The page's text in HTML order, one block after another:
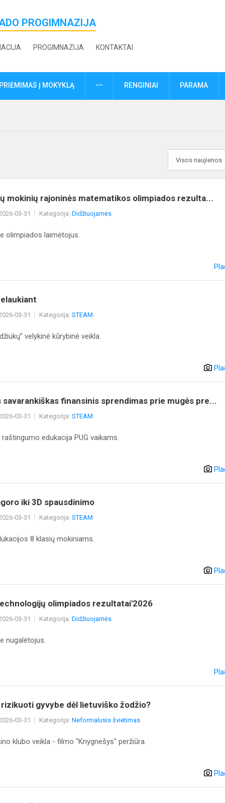
PROGIMNAZIJA
PROGIMNAZIJA KONTAKTAI
PRIĖMIMAS Į MOKYKLĄ DAUGIAURENGINIAI PARAMA
mokinių rajoninės matematikos olimpiados rezulta...
03-31 Kategorija: Didžiuojamės
olimpiados laimėtojus.
03-31 Kategorija: STEAM
velykinė kūrybinė veikla.
savarankiškas finansinis sprendimas prie mugės pre...
03-31 Kategorija: STEAM
raštingumo edukacija PUG vaikams.
iki 3D spausdinimo
03-31 Kategorija: STEAM
8 klasių mokiniams.
olimpiados rezultatai'2026
03-31 Kategorija: Didžiuojamės
nugalėtojus.
gyvybe dėl lietuviško žodžio?
03-31 Kategorija: Neformalusis švietimas
klubo veikla - filmo "Knygnešys" peržiūra.